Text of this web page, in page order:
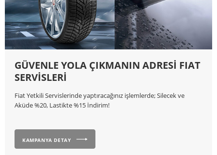
GÜVENLE YOLA ÇIKMANIN ADRESİ FIAT
SERVİSLERİ
Fiat Yetkili Servislerinde yaptıracağınız işlemlerde; Silecek ve
Aküde %20, Lastikte %15 İndirim!
KAMPANYA DETAY